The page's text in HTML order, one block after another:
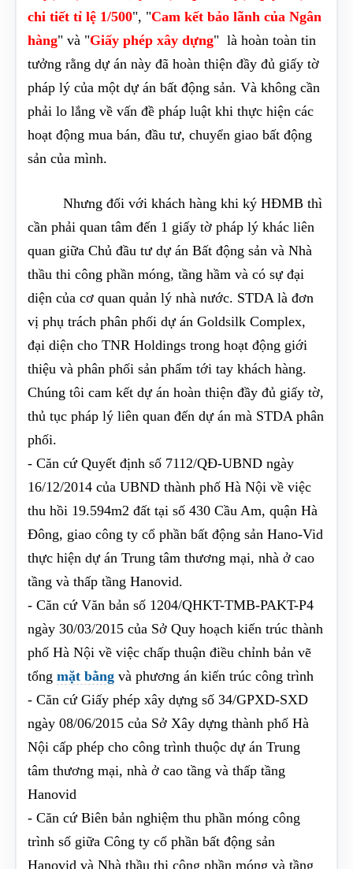
chi tiết tỉ lệ 1/500", "Cam kết bảo lãnh của Ngân
hàng" và "Giấy phép xây dựng" là hoàn toàn tin
tưởng rằng dự án này đã hoàn thiện đầy đủ giấy tờ
pháp lý của một dự án bất động sản. Và không cần
phải lo lắng về vấn đề pháp luật khi thực hiện các
hoạt động mua bán, đầu tư, chuyển giao bất động
sản của mình.
Nhưng đối với khách hàng khi ký HĐMB thì
cần phải quan tâm đến 1 giấy tờ pháp lý khác liên
quan giữa Chủ đầu tư dự án Bất động sản và Nhà
thầu thi công phần móng, tầng hầm và có sự đại
diện của cơ quan quản lý nhà nước. STDA là đơn
vị phụ trách phân phối dự án Goldsilk Complex,
đại diện cho TNR Holdings trong hoạt động giới
thiệu và phân phối sản phẩm tới tay khách hàng.
Chúng tôi cam kết dự án hoàn thiện đầy đủ giấy tờ,
thủ tục pháp lý liên quan đến dự án mà STDA phân
phối.
- Căn cứ Quyết định số 7112/QĐ-UBND ngày
16/12/2014 của UBND thành phố Hà Nội về việc
thu hồi 19.594m2 đất tại số 430 Cầu Am, quận Hà
Đông, giao công ty cổ phần bất động sản Hano-Vid
thực hiện dự án Trung tâm thương mại, nhà ở cao
tầng và thấp tầng Hanovid.
- Căn cứ Văn bản số 1204/QHKT-TMB-PAKT-P4
ngày 30/03/2015 của Sở Quy hoạch kiến trúc thành
phố Hà Nội về việc chấp thuận điều chỉnh bản vẽ
tổngmặt bằng và phương án kiến trúc công trình
- Căn cứ Giấy phép xây dựng số 34/GPXD-SXD
ngày 08/06/2015 của Sở Xây dựng thành phố Hà
Nội cấp phép cho công trình thuộc dự án Trung
tâm thương mại, nhà ở cao tầng và thấp tầng
Hanovid
- Căn cứ Biên bản nghiệm thu phần móng công
trình số giữa Công ty cổ phần bất động sản
Hanovid và Nhà thầu thi công phần móng và tầng